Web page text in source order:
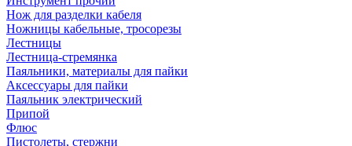
Нож для разделки кабеля
Ножницы кабельные, тросорезы
Лестницы
Лестница-стремянка
Паяльники, материалы для пайки
Аксессуары для пайки
Паяльник электрический
Припой
Флюс
Пистолеты, стержни